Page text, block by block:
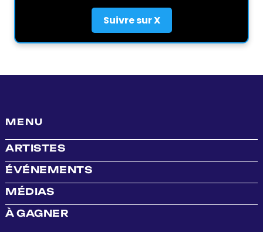
Suivre sur X
MENU
ARTISTES
ÉVÉNEMENTS
MÉDIAS
À GAGNER